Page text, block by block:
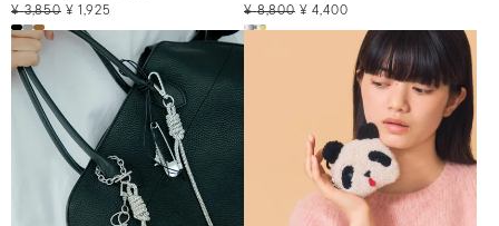
¥ 3,850 ¥ 1,925 ¥ 8,800 ¥ 4,400